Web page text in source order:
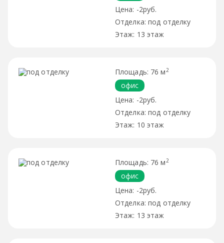
-2руб.
под отделку
13 этаж
76 м 2
офис
-2руб.
под отделку
10 этаж
76 м 2
офис
-2руб.
под отделку
13 этаж